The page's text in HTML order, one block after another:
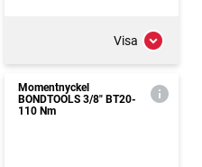
Visa
Momentnyckel
BONDTOOLS 3/8" BT20-
110 Nm